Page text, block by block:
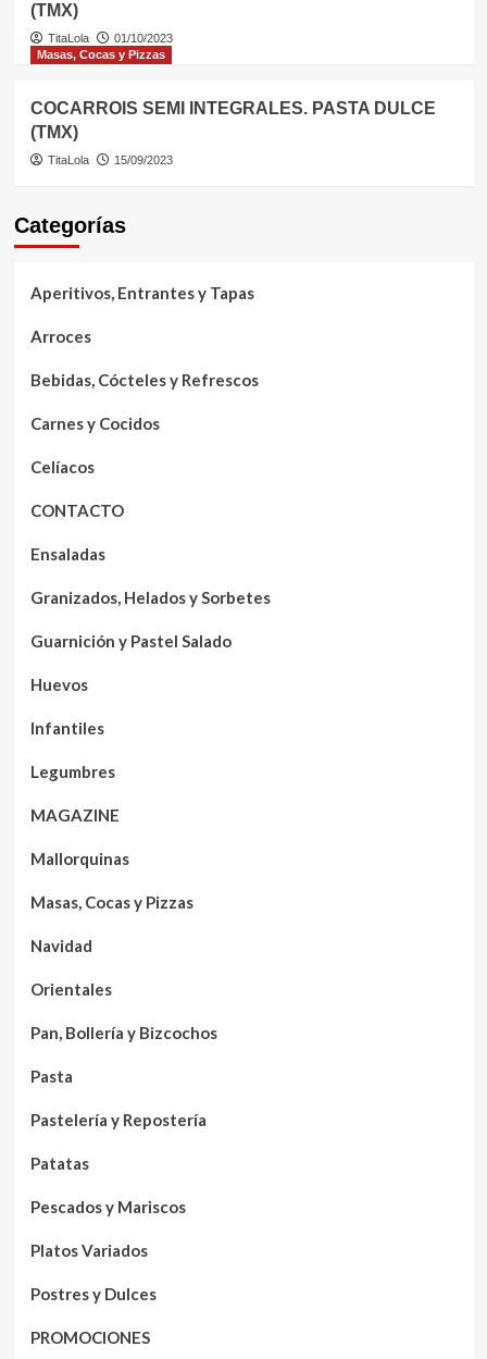
(TMX)
TitaLola
01/10/2023
Masas, Cocas y Pizzas
COCARROIS SEMI INTEGRALES. PASTA DULCE
(TMX)
TitaLola 15/09/2023
Categorías
Aperitivos, Entrantes y Tapas
Arroces
Bebidas, Cócteles y Refrescos
Carnes y Cocidos
Celíacos
CONTACTO
Ensaladas
Granizados, Helados y Sorbetes
Guarnición y Pastel Salado
Huevos
Infantiles
Legumbres
MAGAZINE
Mallorquinas
Masas, Cocas y Pizzas
Navidad
Orientales
Pan, Bollería y Bizcochos
Pasta
Pastelería y Repostería
Patatas
Pescados y Mariscos
Platos Variados
Postres y Dulces
PROMOCIONES